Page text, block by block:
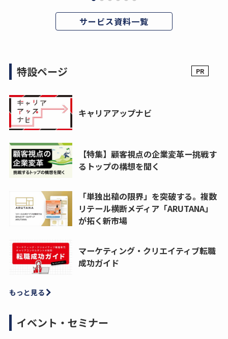
サービス資料一覧
特設ページ
キャリアアップナビ
【特集】顧客視点の企業変革ー挑戦す
るトップの構想を聞く
「単独出稿の限界」を突破する。複数
リテール横断メディア「ARUTANA」
が拓く新市場
マーケティング・クリエイティブ転職
成功ガイド
もっと見る
イベント・セミナー